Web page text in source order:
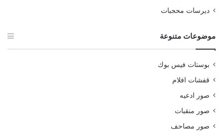
ديرسات محجبات
موضوعات متنوعة
بوستات فيس بوك
قفشات افلام
صور ادعيه
صور منقبات
صور مصاحف